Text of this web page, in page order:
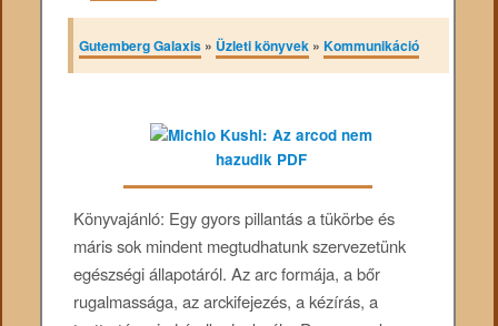
Gutemberg Galaxis » Üzleti könyvek »Kommunikáció
Könyvajánló: Egy gyors pillantás a tükörbe és
máris sok mindent megtudhatunk szervezetünk
egészségi állapotáról. Az arc formája, a bőr
rugalmassága, az arckifejezés, a kézírás, a